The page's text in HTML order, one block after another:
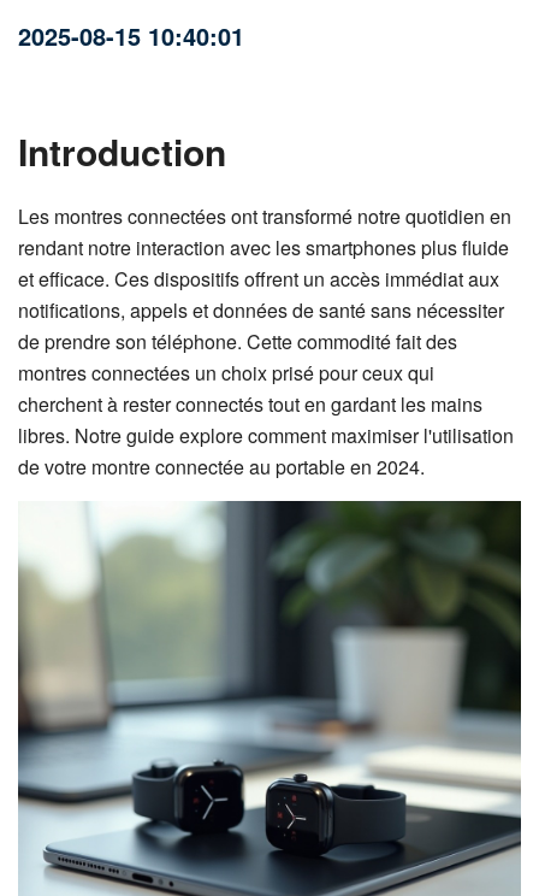
2025-08-15 10:40:01
Introduction
Les montres connectées ont transformé notre quotidien en
rendant notre interaction avec les smartphones plus fluide
et efficace. Ces dispositifs offrent un accès immédiat aux
notifications, appels et données de santé sans nécessiter
de prendre son téléphone. Cette commodité fait des
montres connectées un choix prisé pour ceux qui
cherchent à rester connectés tout en gardant les mains
libres. Notre guide explore comment maximiser l'utilisation
de votre montre connectée au portable en 2024.